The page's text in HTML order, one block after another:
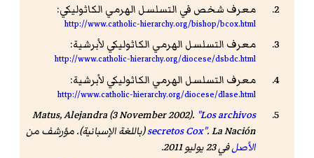
معرف شخص في التسلسل الهرمي الكاثوليكي:
http://www.catholic-hierarchy.org/bishop/bcox.html
معرف التسلسل الهرمي الكاثوليكي لأبرشية:
http://www.catholic-hierarchy.org/diocese/dsbdc.html
معرف التسلسل الهرمي الكاثوليكي لأبرشية:
http://www.catholic-hierarchy.org/diocese/dlase.html
Matus, Alejandra (3 November 2002). "Los archivos
secretos Cox".La Nación
(باللغة الإسبانية). مؤرشف من
الأصلفي 23 يوليو 2011
.